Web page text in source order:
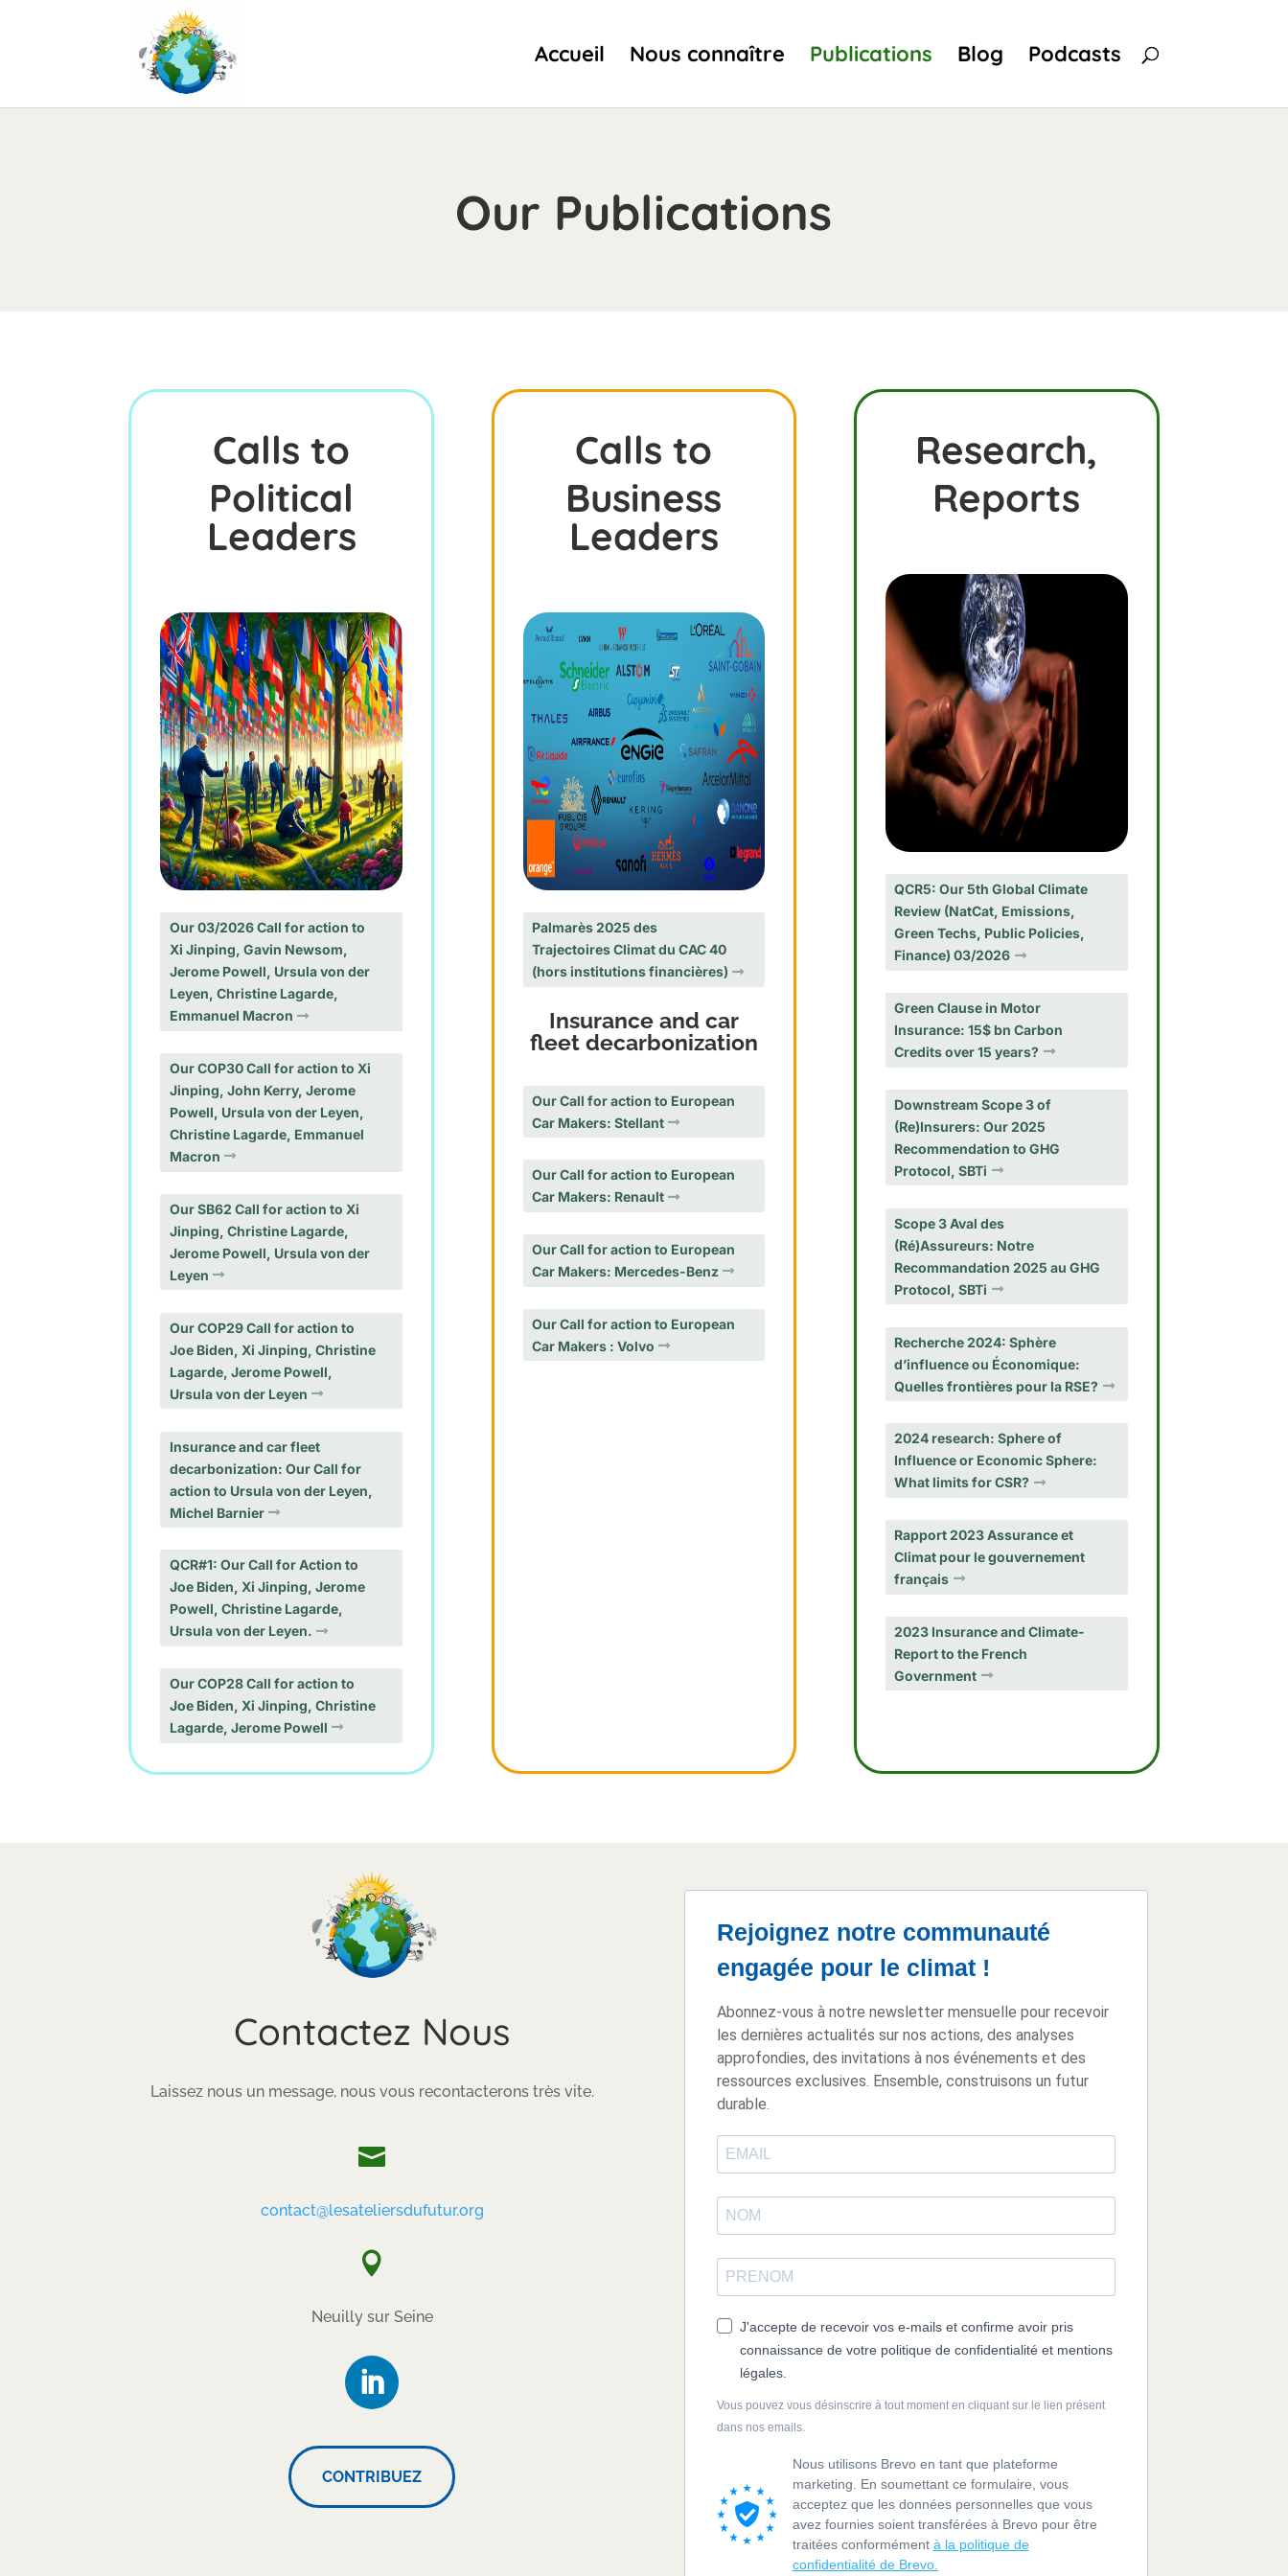
Accueil Nous connaître Publications Blog Podcasts
Our Publications
Calls to
Political
Leaders
Our 03/2026 Call for action to
Xi Jinping, Gavin Newsom,
Jerome Powell, Ursula von der
Leyen, Christine Lagarde,
Emmanuel Macron
Our COP30 Call for action to Xi
Jinping, John Kerry, Jerome
Powell, Ursula von der Leyen,
Christine Lagarde, Emmanuel
Macron
Our SB62 Call for action to Xi
Jinping, Christine Lagarde,
Jerome Powell, Ursula von der
Leyen
Our COP29 Call for action to
Joe Biden, Xi Jinping, Christine
Lagarde, Jerome Powell,
Ursula von der Leyen
Insurance and car fleet
decarbonization: Our Call for
action to Ursula von der Leyen,
Michel Barnier
QCR#1: Our Call for Action to
Joe Biden, Xi Jinping, Jerome
Powell, Christine Lagarde,
Ursula von der Leyen.
Our COP28 Call for action to
Joe Biden, Xi Jinping, Christine
Lagarde, Jerome Powell
Calls to
Business
Leaders
Palmarès 2025 des
Trajectoires Climat du CAC 40
(hors institutions financières)
Insurance and car
fleet decarbonization
Our Call for action to European
Car Makers: Stellant
Our Call for action to European
Car Makers: Renault
Our Call for action to European
Car Makers: Mercedes-Benz
Our Call for action to European
Car Makers : Volvo
Research,
Reports
QCR5: Our 5th Global Climate
Review (NatCat, Emissions,
Green Techs, Public Policies,
Finance) 03/2026
Green Clause in Motor
Insurance: 15$ bn Carbon
Credits over 15 years?
Downstream Scope 3 of
(Re)Insurers: Our 2025
Recommendation to GHG
Protocol, SBTi
Scope 3 Aval des
(Ré)Assureurs: Notre
Recommandation 2025 au GHG
Protocol, SBTi
Recherche 2024: Sphère
d’influence ou Économique:
Quelles frontières pour la RSE?
2024 research: Sphere of
Influence or Economic Sphere:
What limits for CSR?
Rapport 2023 Assurance et
Climat pour le gouvernement
français
2023 Insurance and Climate-
Report to the French
Government
Contactez Nous
Laissez nous un message, nous vous recontacterons très vite.

contact@lesateliersdufutur.org

Neuilly sur Seine
CONTRIBUEZ
Rejoignez notre communauté
engagée pour le climat !
Abonnez-vous à notre newsletter mensuelle pour recevoir
les dernières actualités sur nos actions, des analyses
approfondies, des invitations à nos événements et des
ressources exclusives. Ensemble, construisons un futur
durable.
J'accepte de recevoir vos e-mails et confirme avoir pris
connaissance de votre politique de confidentialité et mentions
légales.
Vous pouvez vous désinscrire à tout moment en cliquant sur le lien présent
dans nos emails.
Nous utilisons Brevo en tant que plateforme
marketing. En soumettant ce formulaire, vous
acceptez que les données personnelles que vous
avez fournies soient transférées à Brevo pour être
traitées conformément à la politique de
confidentialité de Brevo.